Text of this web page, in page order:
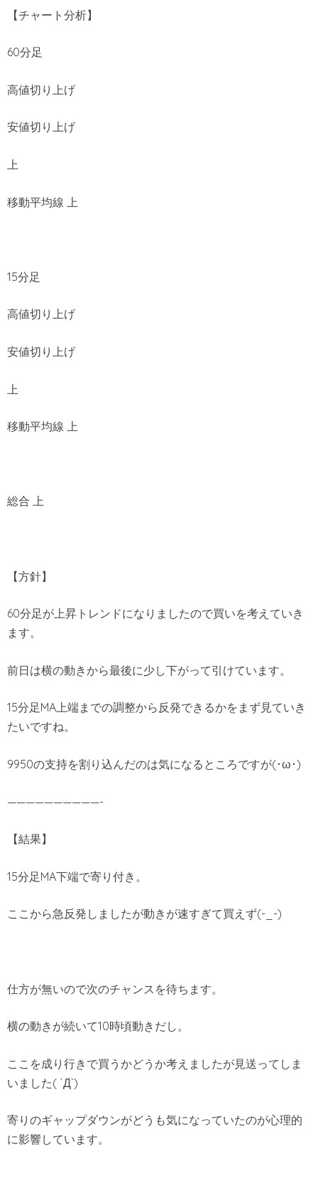
【チャート分析】
60分足
高値切り上げ
安値切り上げ
上
移動平均線 上
15分足
高値切り上げ
安値切り上げ
上
移動平均線 上
総合 上
【方針】
60分足が上昇トレンドになりましたので買いを考えていき
ます。
前日は横の動きから最後に少し下がって引けています。
15分足MA上端までの調整から反発できるかをまず見ていき
たいですね。
9950の支持を割り込んだのは気になるところですが(･ω･)
——————————-
【結果】
15分足MA下端で寄り付き。
ここから急反発しましたが動きが速すぎて買えず(-_-)
仕方が無いので次のチャンスを待ちます。
横の動きが続いて10時頃動きだし。
ここを成り行きで買うかどうか考えましたが見送ってしま
いました( ´Д`)
寄りのギャップダウンがどうも気になっていたのが心理的
に影響しています。